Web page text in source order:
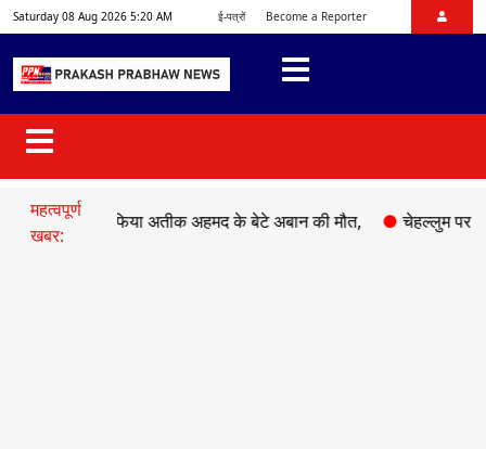
Saturday 08 Aug 2026 5:20 AM ई-पत्रों Become a Reporter
महत्वपूर्ण
खबर:
में माफिया अतीक अहमद के बेटे अबान की मौत, ●चेहल्लुम पर अकीदत के